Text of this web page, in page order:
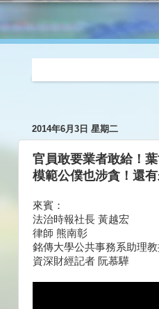
2014年6月3日 星期二
官員敢要業者敢給！
模範公僕也涉貪！還
來賓：
法治時報社長 黃越宏
律師 熊南彰
銘傳大學公共事務系助理
資深財經記者 阮慕驊